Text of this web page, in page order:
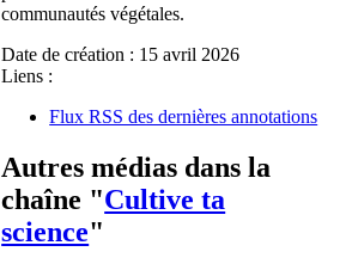
communautés végétales.
Date de création : 15 avril 2026
Liens :
Flux RSS des dernières annotations
Autres médias dans la
chaîne "Cultive ta
science"